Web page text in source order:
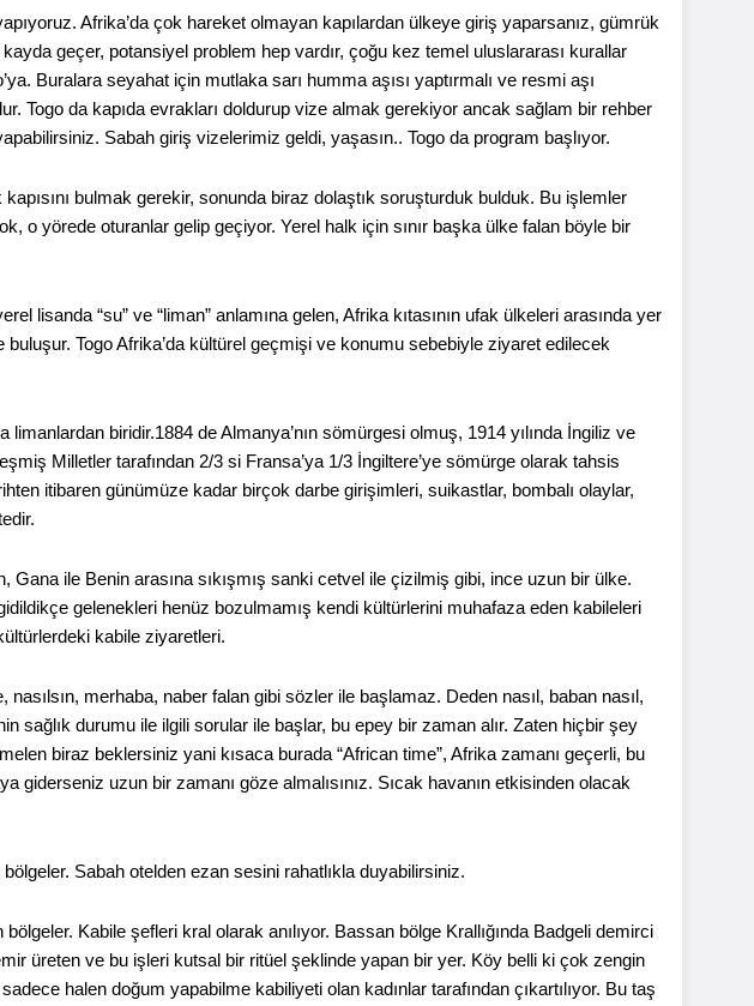
Afrika’da çok hareket olmayan kapılardan ülkeye giriş yaparsanız, gümrük
geçer, potansiyel problem hep vardır, çoğu kez temel uluslararası kurallar
Buralara seyahat için mutlaka sarı humma aşısı yaptırmalı ve resmi aşı
Togo da kapıda evrakları doldurup vize almak gerekiyor ancak sağlam bir rehber
Sabah giriş vizelerimiz geldi, yaşasın.. Togo da program başlıyor.
bulmak gerekir, sonunda biraz dolaştık soruşturduk bulduk. Bu işlemler
o yörede oturanlar gelip geçiyor. Yerel halk için sınır başka ülke falan böyle bir
lisanda “su” ve “liman” anlamına gelen, Afrika kıtasının ufak ülkeleri arasında yer
Togo Afrika’da kültürel geçmişi ve konumu sebebiyle ziyaret edilecek
limanlardan biridir.1884 de Almanya’nın sömürgesi olmuş, 1914 yılında İngiliz ve
Milletler tarafından 2/3 si Fransa’ya 1/3 İngiltere’ye sömürge olarak tahsis
itibaren günümüze kadar birçok darbe girişimleri, suikastlar, bombalı olaylar,
Gana ile Benin arasına sıkışmış sanki cetvel ile çizilmiş gibi, ince uzun bir ülke.
gelenekleri henüz bozulmamış kendi kültürlerini muhafaza eden kabileleri
kabile ziyaretleri.
merhaba, naber falan gibi sözler ile başlamaz. Deden nasıl, baban nasıl,
sağlık durumu ile ilgili sorular ile başlar, bu epey bir zaman alır. Zaten hiçbir şey
biraz beklersiniz yani kısaca burada “African time”, Afrika zamanı geçerli, bu
uzun bir zamanı göze almalısınız. Sıcak havanın etkisinden olacak
Sabah otelden ezan sesini rahatlıkla duyabilirsiniz.
Kabile şefleri kral olarak anılıyor. Bassan bölge Krallığında Badgeli demirci
üreten ve bu işleri kutsal bir ritüel şeklinde yapan bir yer. Köy belli ki çok zengin
halen doğum yapabilme kabiliyeti olan kadınlar tarafından çıkartılıyor. Bu taş